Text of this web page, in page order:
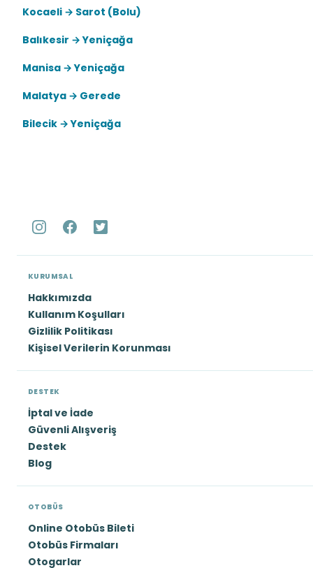
Kocaeli → Sarot (Bolu)
Balıkesir → Yeniçağa
Manisa → Yeniçağa
Malatya → Gerede
Bilecik → Yeniçağa
KURUMSAL
Hakkımızda
Kullanım Koşulları
Gizlilik Politikası
Kişisel Verilerin Korunması
DESTEK
İptal ve İade
Güvenli Alışveriş
Destek
Blog
OTOBÜS
Online Otobüs Bileti
Otobüs Firmaları
Otogarlar